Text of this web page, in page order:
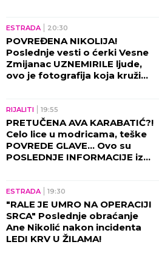
ESTRADA 20:30
POVREĐENA NIKOLIJA!
Poslednje vesti o ćerki Vesne
Zmijanac UZNEMIRILE ljude,
ovo je fotografija koja kruži
RIJALITI 19:55
PRETUČENA AVA KARABATIĆ?!
Celo lice u modricama, teške
POVREDE GLAVE... Ovo su
POSLEDNJE INFORMACIJE iz
ESTRADA 19:30
"RALE JE UMRO NA OPERACIJI
SRCA" Poslednje obraćanje
Ane Nikolić nakon incidenta
LEDI KRV U ŽILAMA!